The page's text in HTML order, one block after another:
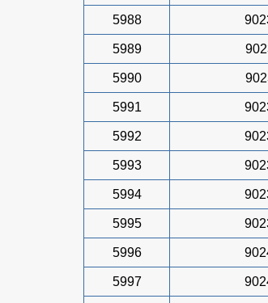
5988
5989
5990
5991
5992
5993
5994
5995
5996
5997